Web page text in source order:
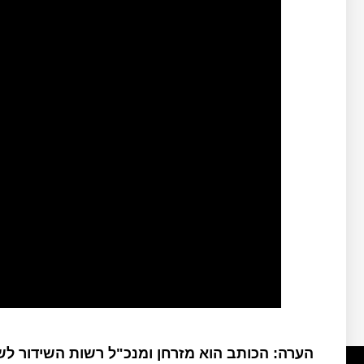
הערה: הכותב הוא מזרחן ומנכ"ל רשות השידור